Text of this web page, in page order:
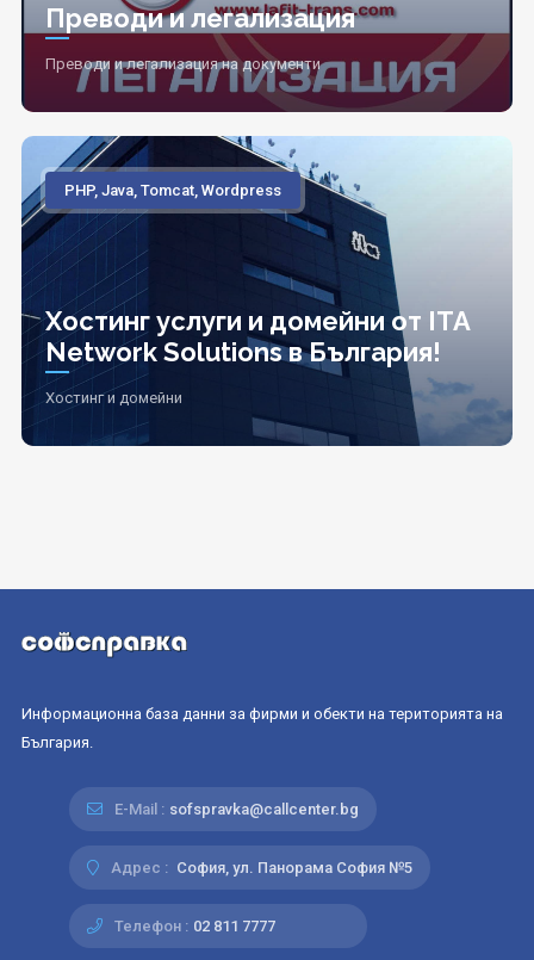
Преводи и легализация
Преводи и легализация на документи
PHP, Java, Tomcat, Wordpress
Хостинг услуги и домейни от ITA
Network Solutions в България!
Хостинг и домейни
Информационна база данни за фирми и обекти на територията на
България.
E-Mail : sofspravka@callcenter.bg
Адрес : София, ул. Панорама София №5
Телефон : 02 811 7777